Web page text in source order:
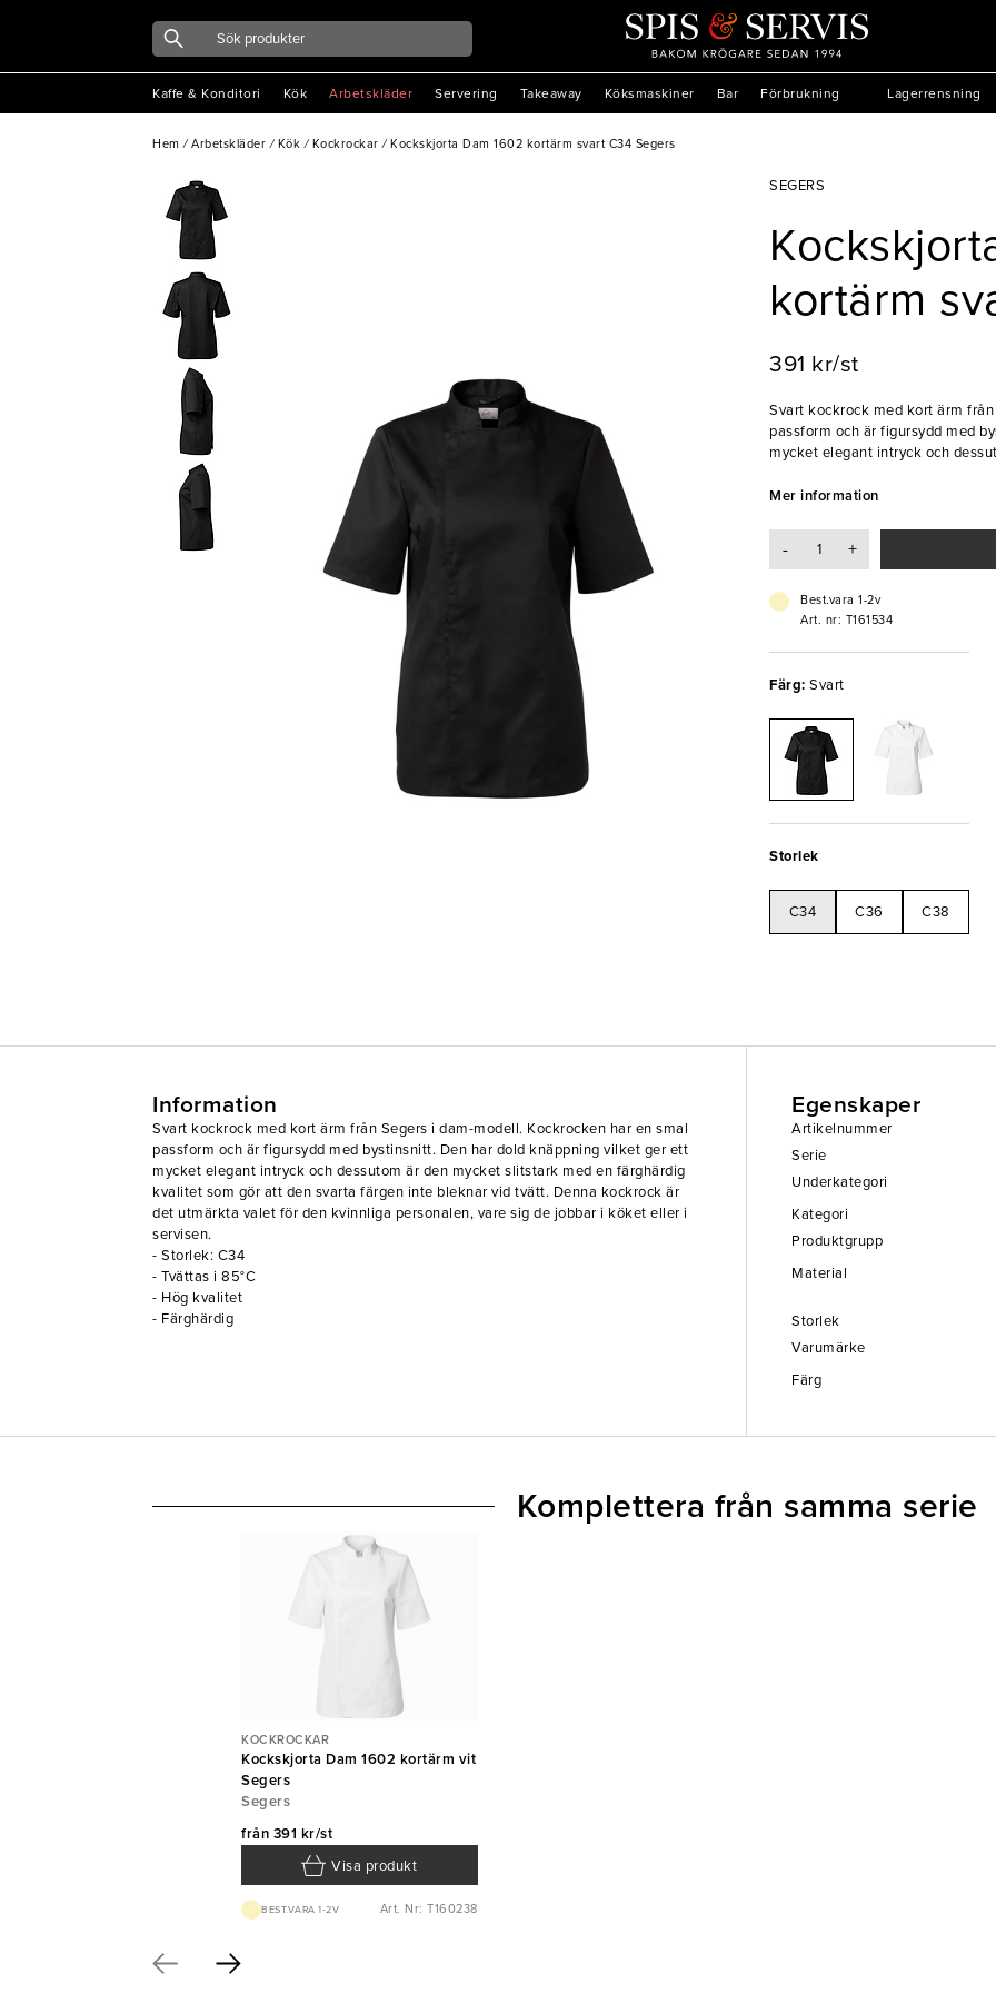
Kaffe & Konditori Kök Arbetskläder Servering Takeaway Köksmaskiner Bar Förbrukning Lagerrensning
Hem / Arbetskläder / Kök / Kockrockar / Kockskjorta Dam 1602 kortärm svart C34 Segers
SEGERS
kortärm
391 kr/st
Svart kockrock med kort ärm
passform och är figursydd med
mycket elegant intryck och
utmärkta valet för den kvinnliga
- Tvättas i 85°C
- Färghärdig
Mer information
- +
Best.vara 1-2v
Art. nr: T161534
Färg: Svart
Storlek
C34 C36 C38
Information
Svart kockrock med kort ärm från Segers i dam-modell. Kockrocken har en smal
passform och är figursydd med bystinsnitt. Den har dold knäppning vilket ger ett
mycket elegant intryck och dessutom är den mycket slitstark med en färghärdig
kvalitet som gör att den svarta färgen inte bleknar vid tvätt. Denna kockrock är
det utmärkta valet för den kvinnliga personalen, vare sig de jobbar i köket eller i
servisen.
- Storlek: C34
- Tvättas i 85°C
- Hög kvalitet
- Färghärdig
Egenskaper
Artikelnummer
Serie
Underkategori
Kategori
Produktgrupp
Material
Storlek
Varumärke
Färg
KOCKROCKAR
Kockskjorta Dam 1602 kortärm vit
Segers
Segers
från 391 kr/st
Visa produkt
BEST.VARA 1-2V Art. Nr: T160238
Komplettera från samma serie